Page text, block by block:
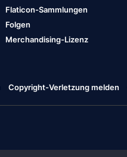
Flaticon-Sammlungen
Folgen
Merchandising-Lizenz
Copyright-Verletzung melden